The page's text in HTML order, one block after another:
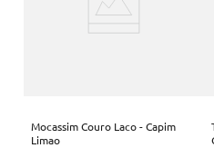
Mocassim Couro Laco - Capim
Limao